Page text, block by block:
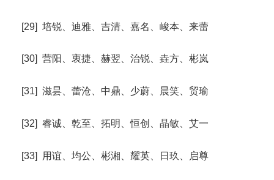
[29] 培锐、迪雅、吉清、嘉名、峻本、来蕾
[30] 营阳、衷捷、赫翌、治锐、垚方、彬岚
[31] 滋昙、蕾沧、中鼎、少蔚、晨笑、贸瑜
[32] 睿诚、乾至、拓明、恒创、晶敏、艾一
[33] 用谊、均公、彬湘、耀英、日玖、启尊